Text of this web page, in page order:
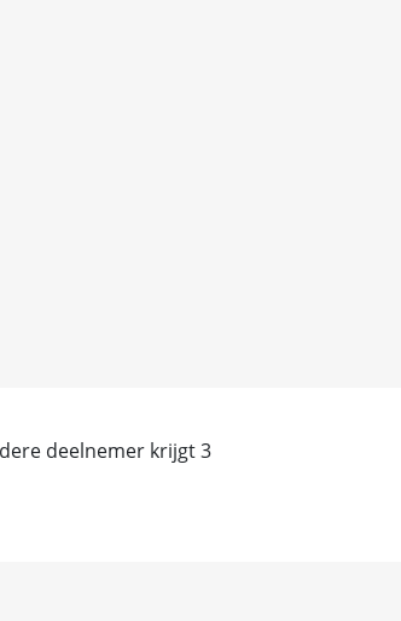
deelnemer krijgt 3